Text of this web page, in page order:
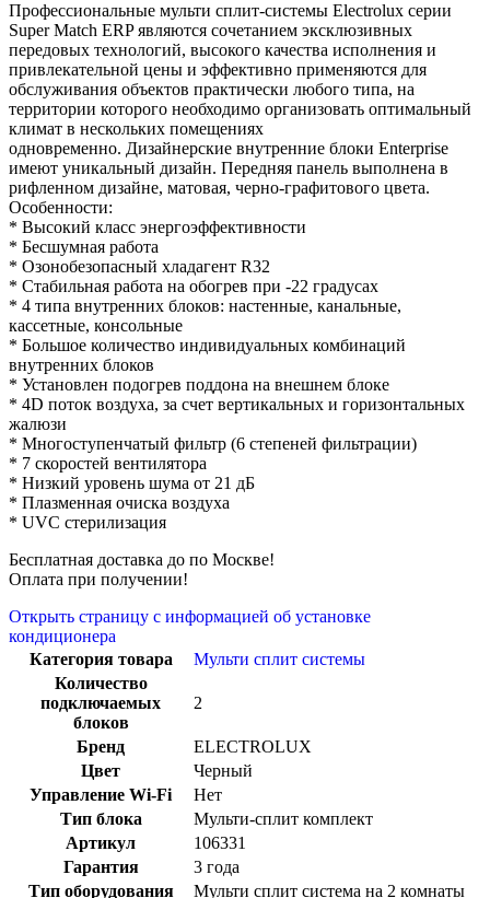
Профессиональные мульти сплит-системы Electrolux серии
Super Match ERP являются сочетанием эксклюзивных
передовых технологий, высокого качества исполнения и
привлекательной цены и эффективно применяются для
обслуживания объектов практически любого типа, на
территории которого необходимо организовать оптимальный
климат в нескольких помещениях
одновременно. Дизайнерские внутренние блоки Enterprise
имеют уникальный дизайн. Передняя панель выполнена в
рифленном дизайне, матовая, черно-графитового цвета.
Особенности:
* Высокий класс энергоэффективности
* Бесшумная работа
* Озонобезопасный хладагент R32
* Стабильная работа на обогрев при -22 градусах
* 4 типа внутренних блоков: настенные, канальные,
кассетные, консольные
* Большое количество индивидуальных комбинаций
внутренних блоков
* Установлен подогрев поддона на внешнем блоке
* 4D поток воздуха, за счет вертикальных и горизонтальных
жалюзи
* Многоступенчатый фильтр (6 степеней фильтрации)
* 7 скоростей вентилятора
* Низкий уровень шума от 21 дБ
* Плазменная очиска воздуха
* UVC стерилизация
Бесплатная доставка до по Москве!
Оплата при получении!
Открыть страницу с информацией об установке
кондиционера
Категория товара
Мульти сплит системы
Количество
подключаемых
блоков
2
Бренд
ELECTROLUX
Цвет
Черный
Управление Wi-Fi
Нет
Тип блока
Мульти-сплит комплект
Артикул
106331
Гарантия
3 года
Тип оборудования
Мульти сплит система на 2 комнаты